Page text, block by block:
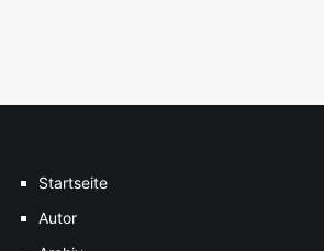
Startseite
Autor